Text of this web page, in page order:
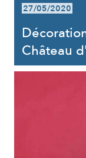
27/05/2020
Château